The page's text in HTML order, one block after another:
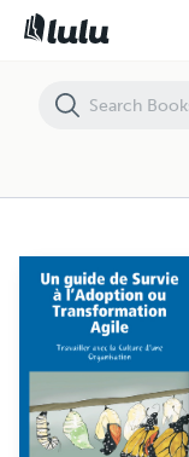
Un guide de Survie à